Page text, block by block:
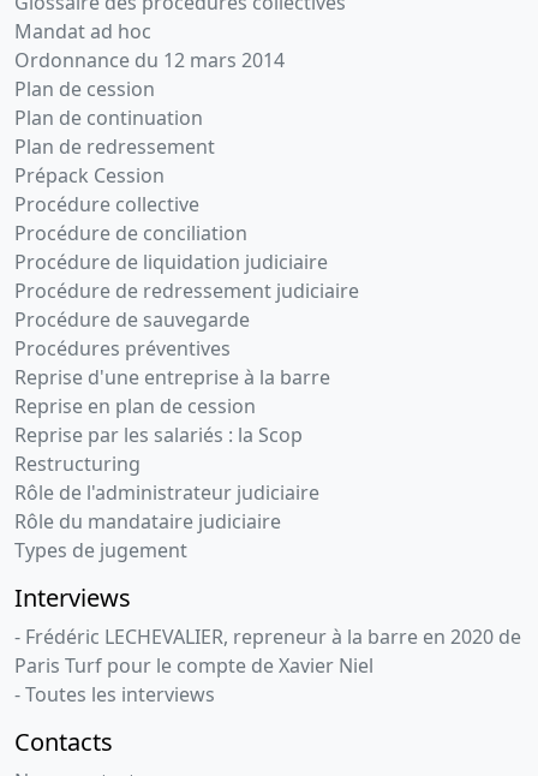
Mandat ad hoc
Ordonnance du 12 mars 2014
Plan de cession
Plan de continuation
Plan de redressement
Prépack Cession
Procédure collective
Procédure de conciliation
Procédure de liquidation judiciaire
Procédure de redressement judiciaire
Procédure de sauvegarde
Procédures préventives
Reprise d'une entreprise à la barre
Reprise en plan de cession
Reprise par les salariés : la Scop
Restructuring
Rôle de l'administrateur judiciaire
Rôle du mandataire judiciaire
Types de jugement
Interviews
- Frédéric LECHEVALIER, repreneur à la barre en 2020 de
Paris Turf pour le compte de Xavier Niel
- Toutes les interviews
Contacts